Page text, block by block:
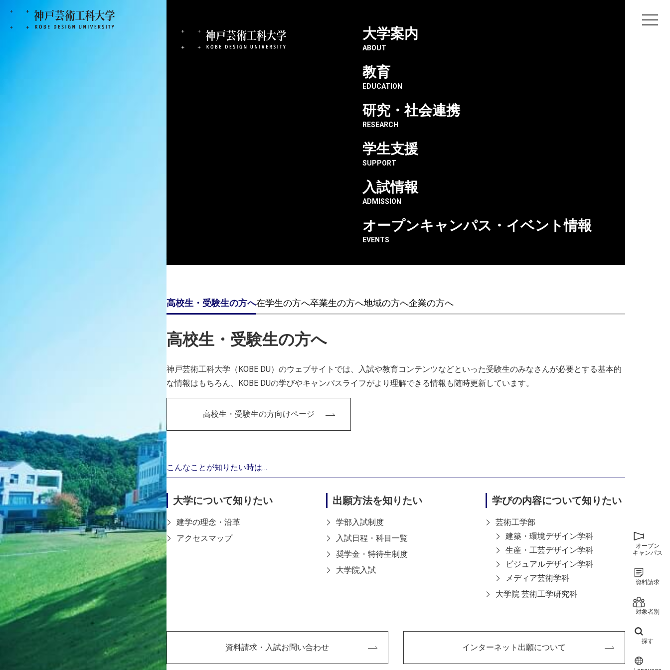
大学案内
ABOUT
教育
EDUCATION
研究・社会連携
RESEARCH
学生支援
SUPPORT
入試情報
ADMISSION
オープンキャンパス・イベント情報
EVENTS
高校生・受験生の方へ在学生の方へ卒業生の方へ地域の方へ企業の方へ
高校生・受験生の方へ
神戸芸術工科大学（KOBE DU）のウェブサイトでは、入試や教育コンテンツなどといった受験生のみなさんが必要とする基本的
な情報はもちろん、KOBE DUの学びやキャンパスライフがより理解できる情報も随時更新しています。
高校生・受験生の方向けページ
こんなことが知りたい時は…
大学について知りたい
建学の理念・沿革
アクセスマップ
出願方法を知りたい
学部入試制度
入試日程・科目一覧
奨学金・特待生制度
大学院入試
学びの内容について知りたい
芸術工学部
建築・環境デザイン学科
生産・工芸デザイン学科
ビジュアルデザイン学科
メディア芸術学科
大学院 芸術工学研究科
資料請求・入試お問い合わせ インターネット出願について
オープン
キャンパス
資料請求
対象者別
探す
神戸芸術工科大学 神戸芸術工科大学紀要別冊「News & Review」新規記事追加のお知らせ
神戸芸術工科大学紀要別冊「News & Review」新規記事追加の
本学の教育・研究の取組み、各種の活動を幅広く紹介する媒体『News & Review』に新しい記事を追加しました。
〒651-2196 神戸市西区学園西町8-1-1
651-2196 Japan
大学案内 学生支援
教育 入試情報
学内向け KDUポータル
谷岡学園グループ
学校法人 谷岡学園
大阪商業大学堺高等学校
大阪緑涼高等学校
大阪商業大学附属幼稚園
至学館大学・大学院 至学館高等学校